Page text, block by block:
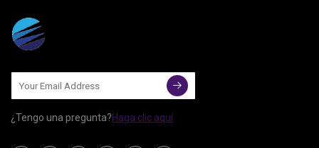
¿Tengo una pregunta?Haga clic aquí